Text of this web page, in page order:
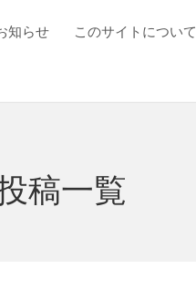
知らせ このサイトについて
稿一覧